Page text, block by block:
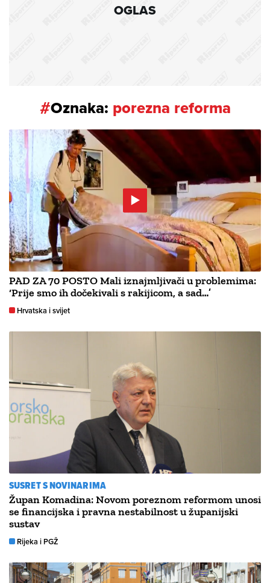
OGLAS
#Oznaka: porezna reforma
PAD ZA 70 POSTO Mali iznajmljivači u problemima:
‘Prije smo ih dočekivali s rakijicom, a sad…’
Hrvatska i svijet
SUSRET S NOVINARIMA
Župan Komadina: Novom poreznom reformom unosi
se financijska i pravna nestabilnost u županijski
sustav
Rijeka i PGŽ